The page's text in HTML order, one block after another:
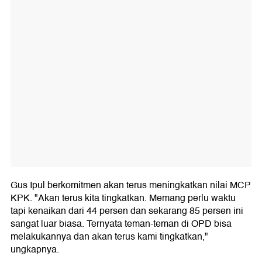
Gus Ipul berkomitmen akan terus meningkatkan nilai MCP
KPK. "Akan terus kita tingkatkan. Memang perlu waktu
tapi kenaikan dari 44 persen dan sekarang 85 persen ini
sangat luar biasa. Ternyata teman-teman di OPD bisa
melakukannya dan akan terus kami tingkatkan,"
ungkapnya.